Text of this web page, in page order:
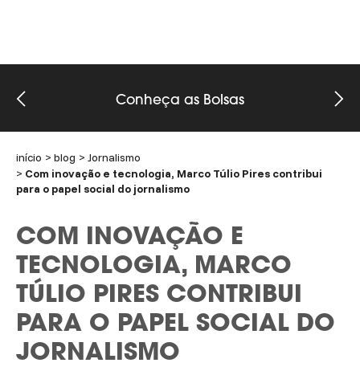
Conheça as Bolsas
início blog
Jornalismo
Com inovação e tecnologia, Marco Túlio Pires contribui
para o papel social do jornalismo
COM INOVAÇÃO E
TECNOLOGIA, MARCO
TÚLIO PIRES CONTRIBUI
PARA O PAPEL SOCIAL DO
JORNALISMO